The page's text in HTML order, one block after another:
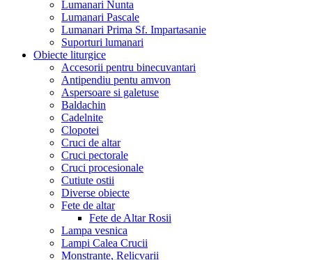
Lumanari Nunta
Lumanari Pascale
Lumanari Prima Sf. Impartasanie
Suporturi lumanari
Obiecte liturgice
Accesorii pentru binecuvantari
Antipendiu pentu amvon
Aspersoare si galetuse
Baldachin
Cadelnite
Clopotei
Cruci de altar
Cruci pectorale
Cruci procesionale
Cutiute ostii
Diverse obiecte
Fete de altar
Fete de Altar Rosii
Lampa vesnica
Lampi Calea Crucii
Monstrante, Relicvarii